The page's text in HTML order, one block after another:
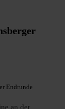
an der